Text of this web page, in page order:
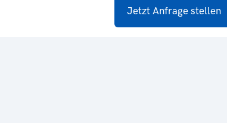
Jetzt Anfrage stellen